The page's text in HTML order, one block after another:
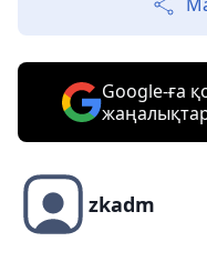
Google-ға
zkadm